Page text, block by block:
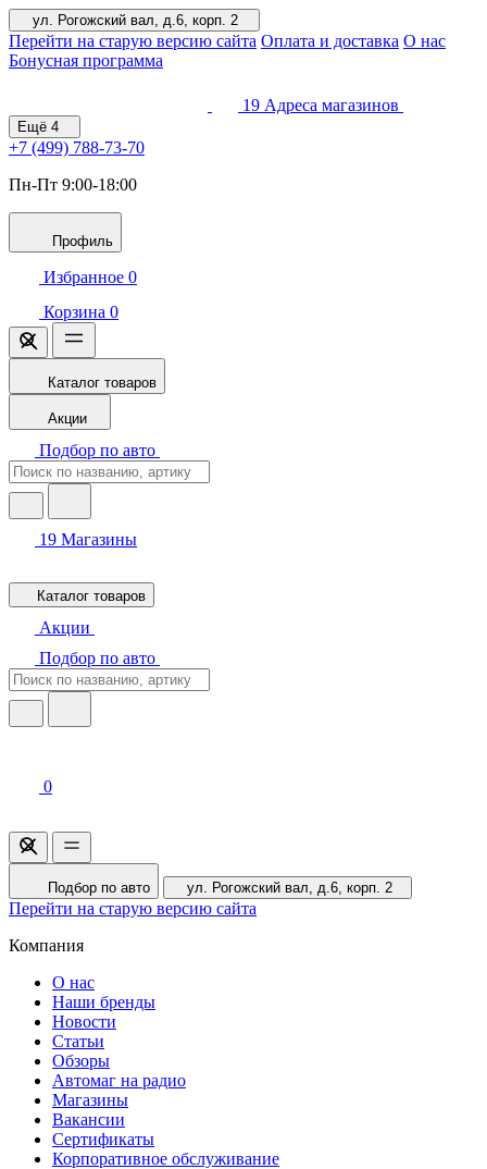
ул. Рогожский вал, д.6, корп. 2
Перейти на старую версию сайта Оплата и доставка О нас
Бонусная программа
19 Адреса магазинов
Ещё 4
+7 (499) 788-73-70
Пн-Пт 9:00-18:00
Профиль
Избранное 0
Корзина 0
Каталог товаров
Акции
Подбор по авто
19 Магазины
Каталог товаров
Акции
Подбор по авто
0
Подбор по авто ул. Рогожский вал, д.6, корп. 2
Перейти на старую версию сайта
Компания
О нас
Наши бренды
Новости
Статьи
Обзоры
Автомаг на радио
Магазины
Вакансии
Сертификаты
Корпоративное обслуживание